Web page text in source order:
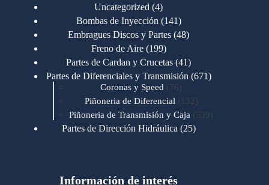
Uncategorized 44
productos
Bombas de Inyección 141141
productos
Embragues Discos y Partes 4848
Freno de Aire 199199
productos
Partes de Cardan y Crucetas 4141
productos
Partes de Diferenciales y Transmisión 671671
Coronas y Speed 7676
productos
Piñoneria de Diferencial 132 132
productos
Piñoneria de Transmisión y Caja 539539
Partes de Dirección Hidráulica 2525
Motores Cummins 723
Información de interés